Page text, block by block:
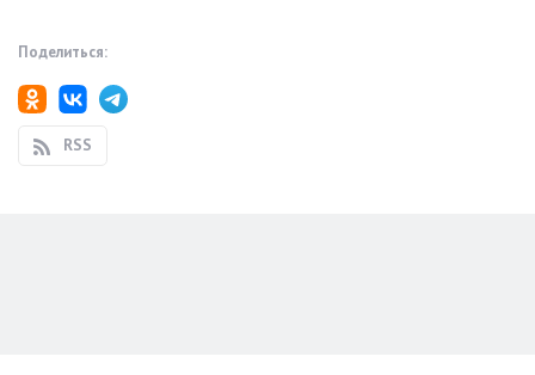
Поделиться:
RSS